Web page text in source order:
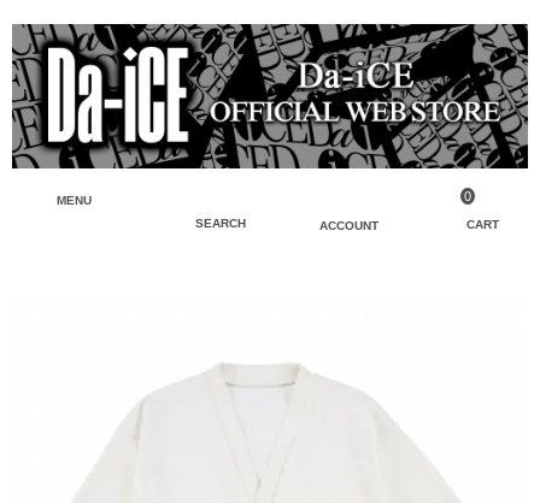
MENU
SEARCH
ACCOUNT CART
0
パーカー・スウェット・ブルゾン
バッグ・ポーチ